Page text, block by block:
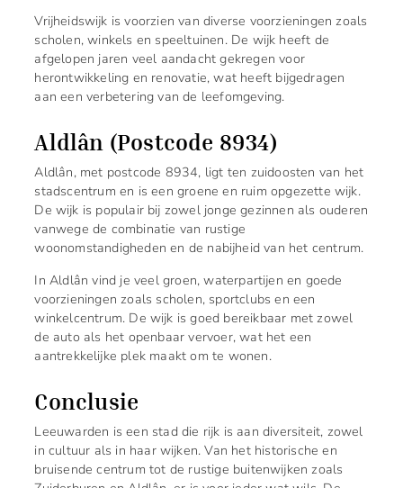
Vrijheidswijk is voorzien van diverse voorzieningen zoals
scholen, winkels en speeltuinen. De wijk heeft de
afgelopen jaren veel aandacht gekregen voor
herontwikkeling en renovatie, wat heeft bijgedragen
aan een verbetering van de leefomgeving.
Aldlân (Postcode 8934)
Aldlân, met postcode 8934, ligt ten zuidoosten van het
stadscentrum en is een groene en ruim opgezette wijk.
De wijk is populair bij zowel jonge gezinnen als ouderen
vanwege de combinatie van rustige
woonomstandigheden en de nabijheid van het centrum.
In Aldlân vind je veel groen, waterpartijen en goede
voorzieningen zoals scholen, sportclubs en een
winkelcentrum. De wijk is goed bereikbaar met zowel
de auto als het openbaar vervoer, wat het een
aantrekkelijke plek maakt om te wonen.
Conclusie
Leeuwarden is een stad die rijk is aan diversiteit, zowel
in cultuur als in haar wijken. Van het historische en
bruisende centrum tot de rustige buitenwijken zoals